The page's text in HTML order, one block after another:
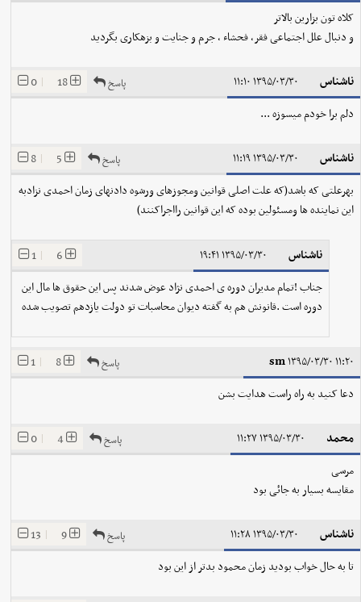
کلاه تون بزارین بالاتر
و دنبال علل اجتماعی فقر، فحشاء ، جرم و جنایت و بزهکاری بگردید
ناشناس ۱۳۹۵/۰۳/۳۰ ۱۱:۱۰ 18
|
0 پاسخ
دلم برا خودم میسوزه ...
ناشناس ۱۳۹۵/۰۳/۳۰ ۱۱:۱۹ 5
|
8 پاسخ
بهرعلتی که باشد(که علت اصلی قوانین ومجوزهای ورشوه دادنهای زمان احمدی نزادبه
این نماینده ها ومسئولین بوده که این قوانین رااجراکنند)
ناشناس ۱۳۹۵/۰۳/۳۰ ۱۹:۴۱ 6
|
1
جناب !تمام مدیران دوره ی احمدی نژاد عوض شدند پس این حقوق ها مال این
دوره است .قانونش هم به گفته دیوان محاسبات تو دولت یازدهم تصویب شده
sm۱۳۹۵/۰۳/۳۰ ۱۱:۲۰ 8
|
1 پاسخ
دعا کنید به راه راست هدایت بشن
محمد ۱۳۹۵/۰۳/۳۰ ۱۱:۲۷ 4
|
0 پاسخ
مرسی
مقایسه بسیار به جائی بود
ناشناس ۱۳۹۵/۰۳/۳۰ ۱۱:۲۸ 9
|
13 پاسخ
تا به حال خواب بودید زمان محمود بدتر از این بود